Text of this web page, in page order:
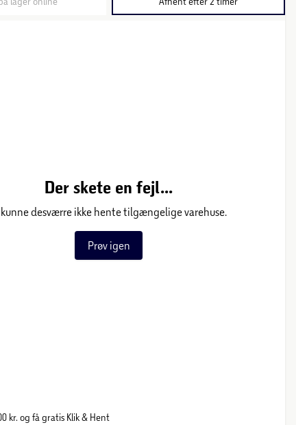
Der skete en fejl...
kunne desværre ikke hente tilgængelige varehuse.
Prøv igen
kr. og få gratis Klik & Hent